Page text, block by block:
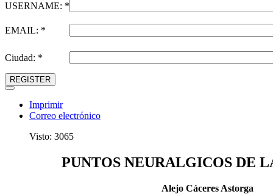
USERNAME: *
EMAIL: *
Ciudad: *
REGISTER
Imprimir
Correo electrónico
Visto: 3065
PUNTOS NEURALGICOS DE
Alejo Cáceres Astorga